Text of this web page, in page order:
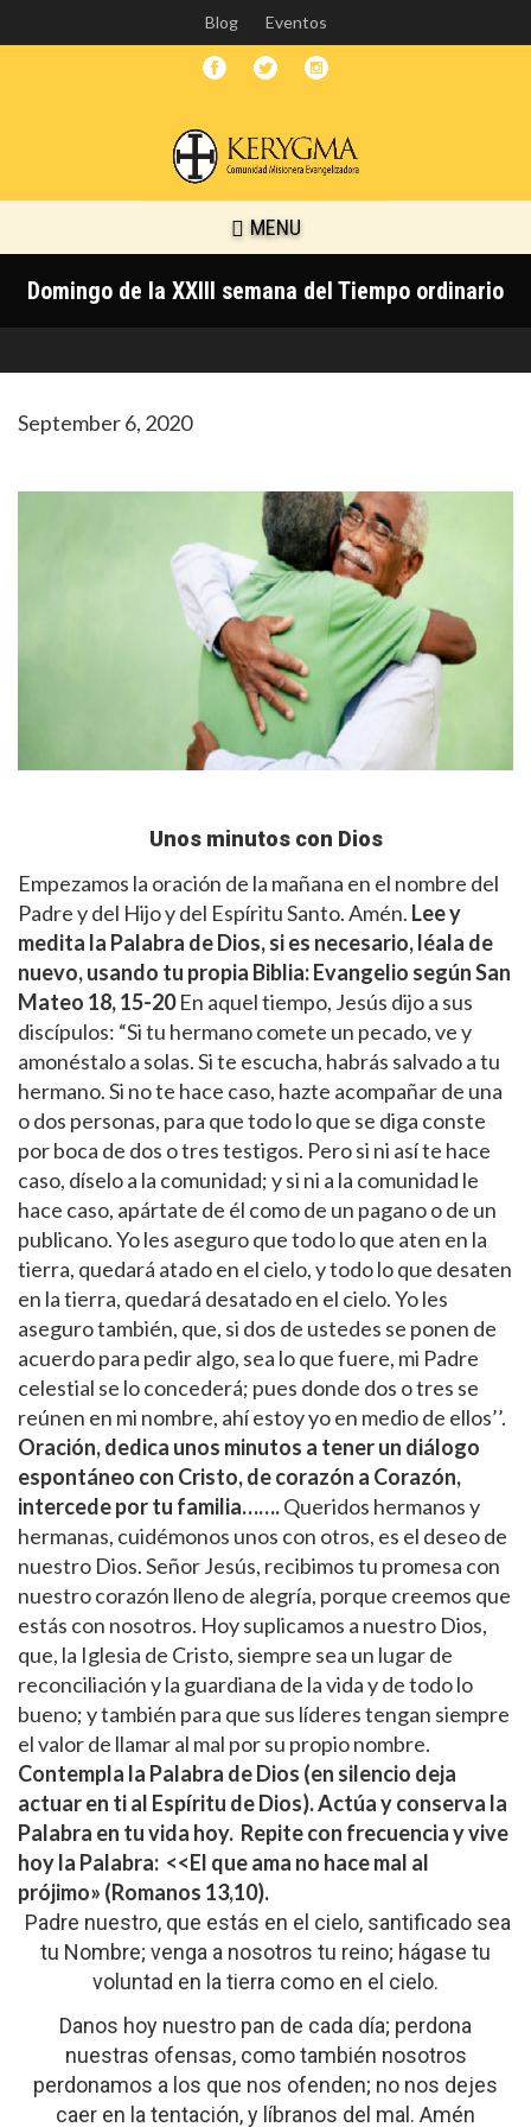
Skip
to
main
Blog Eventos
MENU
Domingo de la XXIII semana del Tiempo ordinario
September 6, 2020
Unos minutos con Dios
Empezamos la oración de la mañana en el nombre del
Padre y del Hijo y del Espíritu Santo. Amén. Lee y
medita la Palabra de Dios, si es necesario, léala de
nuevo, usando tu propia Biblia:Evangelio según San
Mateo 18, 15-20En aquel tiempo, Jesús dijo a sus
discípulos: “Si tu hermano comete un pecado, ve y
amonéstalo a solas. Si te escucha, habrás salvado a tu
hermano. Si no te hace caso, hazte acompañar de una
o dos personas, para que todo lo que se diga conste
por boca de dos o tres testigos. Pero si ni así te hace
caso, díselo a la comunidad; y si ni a la comunidad le
hace caso, apártate de él como de un pagano o de un
publicano. Yo les aseguro que todo lo que aten en la
tierra, quedará atado en el cielo, y todo lo que desaten
en la tierra, quedará desatado en el cielo. Yo les
aseguro también, que, si dos de ustedes se ponen de
acuerdo para pedir algo, sea lo que fuere, mi Padre
celestial se lo concederá; pues donde dos o tres se
reúnen en mi nombre, ahí estoy yo en medio de ellos’’.
Oración, dedica unos minutos a tener un diálogo
espontáneo con Cristo, de corazón a Corazón,
intercede por tu familia…….Queridos hermanos y
hermanas, cuidémonos unos con otros, es el deseo de
nuestro Dios. Señor Jesús, recibimos tu promesa con
nuestro corazón lleno de alegría, porque creemos que
estás con nosotros. Hoy suplicamos a nuestro Dios,
que, la Iglesia de Cristo, siempre sea un lugar de
reconciliación y la guardiana de la vida y de todo lo
bueno; y también para que sus líderes tengan siempre
el valor de llamar al mal por su propio nombre.
Contempla la Palabra de Dios (en silencio deja
actuar en ti al Espíritu de Dios). Actúa y conserva la
Palabra en tu vida hoy. Repite con frecuencia y vive
hoy la Palabra: <<El que ama no hace mal al
prójimo» (Romanos 13,10).
Padre nuestro, que estás en el cielo, santificado sea
tu Nombre; venga a nosotros tu reino; hágase tu
voluntad en la tierra como en el cielo.
Danos hoy nuestro pan de cada día; perdona
nuestras ofensas, como también nosotros
perdonamos a los que nos ofenden; no nos dejes
caer en la tentación, y líbranos del mal. Amén